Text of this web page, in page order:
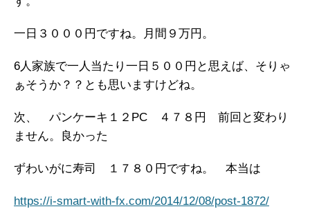
一日３０００円ですね。月間９万円。
6人家族で一人当たり一日５００円と思えば、そりゃ
ぁそうか？？とも思いますけどね。
次、 パンケーキ１２PC ４７８円 前回と変わり
ません。良かった
ずわいがに寿司 １７８０円ですね。 本当は
https://i-smart-with-fx.com/2014/12/08/post-1872/